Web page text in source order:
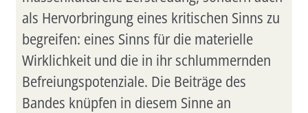
als Hervorbringung eines kritischen Sinns zu
begreifen: eines Sinns für die materielle
Wirklichkeit und die in ihr schlummernden
Befreiungspotenziale. Die Beiträge des
Bandes knüpfen in diesem Sinne an